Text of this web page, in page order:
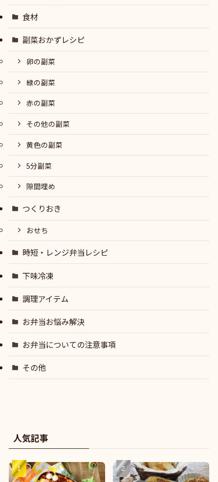
食材
副菜おかずレシピ
卵の副菜
緑の副菜
赤の副菜
その他の副菜
黄色の副菜
5分副菜
隙間埋め
つくりおき
おせち
時短・レンジ弁当レシピ
下味冷凍
調理アイテム
お弁当お悩み解決
お弁当についての注意事項
その他
人気記事